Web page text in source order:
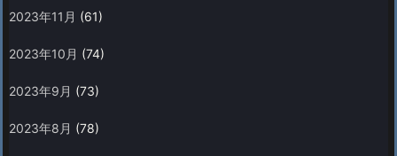
2023年11月 (61)
2023年10月 (74)
2023年9月 (73)
2023年8月 (78)